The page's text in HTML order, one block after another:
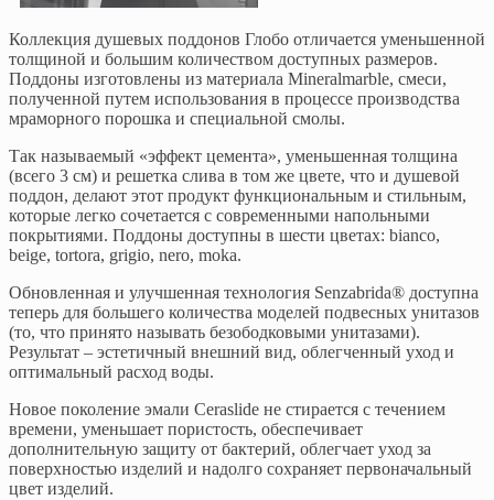
Коллекция душевых поддонов Глобо отличается уменьшенной
толщиной и большим количеством доступных размеров.
Поддоны изготовлены из материала Mineralmarble, смеси,
полученной путем использования в процессе производства
мраморного порошка и специальной смолы.
Так называемый «эффект цемента», уменьшенная толщина
(всего 3 см) и решетка слива в том же цвете, что и душевой
поддон, делают этот продукт функциональным и стильным,
которые легко сочетается с современными напольными
покрытиями. Поддоны доступны в шести цветах: bianco,
beige, tortora, grigio, nero, moka.
Обновленная и улучшенная технология Senzabrida® доступна
теперь для большего количества моделей подвесных унитазов
(то, что принято называть безободковыми унитазами).
Результат – эстетичный внешний вид, облегченный уход и
оптимальный расход воды.
Новое поколение эмали Ceraslide не стирается с течением
времени, уменьшает пористость, обеспечивает
дополнительную защиту от бактерий, облегчает уход за
поверхностью изделий и надолго сохраняет первоначальный
цвет изделий.